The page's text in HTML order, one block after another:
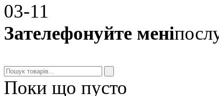
03-11
Зателефонуйте мені
Поки що пусто